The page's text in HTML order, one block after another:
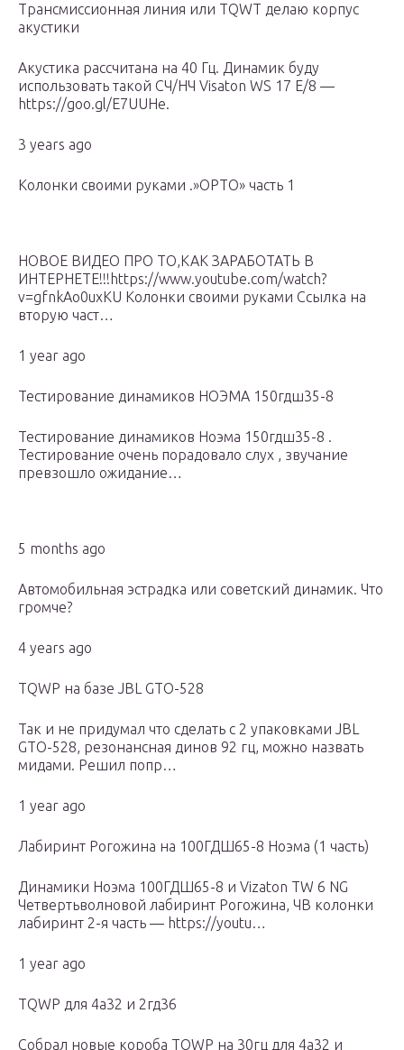
Трансмиссионная линия или TQWT делаю корпус
акустики
Акустика рассчитана на 40 Гц. Динамик буду
использовать такой СЧ/НЧ Visaton WS 17 E/8 —
https://goo.gl/E7UUHe.
3 years ago
Колонки своими руками .»ОРТО» часть 1
НОВОЕ ВИДЕО ПРО ТО,КАК ЗАРАБОТАТЬ В
ИНТЕРНЕТЕ!!!https://www.youtube.com/watch?
v=gfnkAo0uxKU Колонки своими руками Ссылка на
вторую част…
1 year ago
Тестирование динамиков НОЭМА 150гдш35-8
Тестирование динамиков Ноэма 150гдш35-8 .
Тестирование очень порадовало слух , звучание
превзошло ожидание…
5 months ago
Автомобильная эстрадка или советский динамик. Что
громче?
4 years ago
TQWP на базе JBL GTO-528
Так и не придумал что сделать с 2 упаковками JBL
GTO-528, резонансная динов 92 гц, можно назвать
мидами. Решил попр…
1 year ago
Лабиринт Рогожина на 100ГДШ65-8 Ноэма (1 часть)
Динамики Ноэма 100ГДШ65-8 и Vizaton TW 6 NG
Четвертьволновой лабиринт Рогожина, ЧВ колонки
лабиринт 2-я часть — https://youtu…
1 year ago
TQWP для 4а32 и 2гд36
Собрал новые короба TQWP на 30гц для 4а32 и